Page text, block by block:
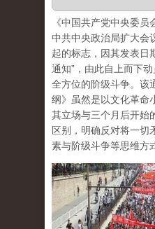
《中国共产党中央委
中共中央政治局扩大会
起的标志，因其发表日
通知”，由此自上而下
全方位的阶级斗争。该
纲》虽然是以文化革命
其立场与三个月后开始
区别，明确反对将一切
素与阶级斗争等思维方